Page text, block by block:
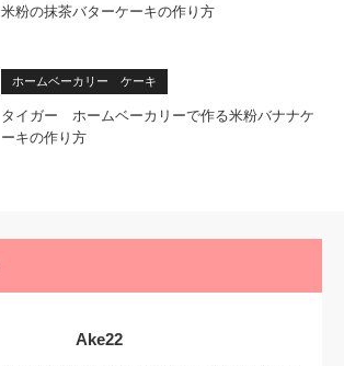
米粉の抹茶バターケーキの作り方
ホームベーカリー ケーキ
タイガー ホームベーカリーで作る米粉バナナケ
ーキの作り方
Ake22